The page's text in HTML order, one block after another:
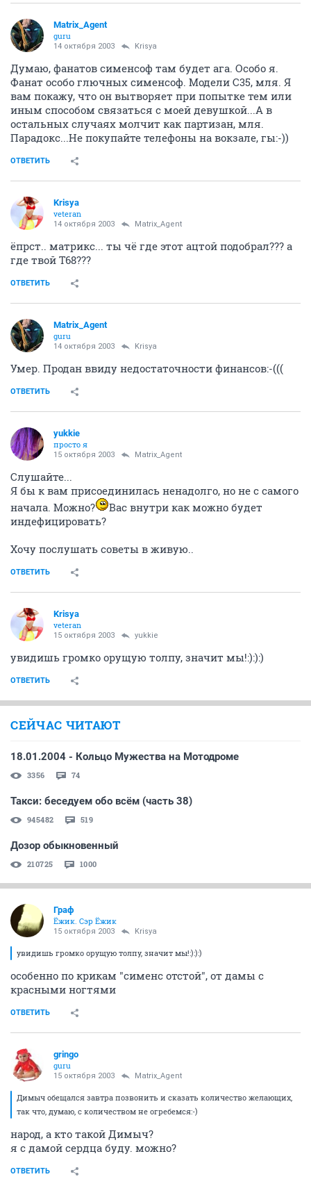
Matrix_Agent
guru
14 октября 2003 Krisya
Думаю, фанатов сименсоф там будет ага. Особо я.
Фанат особо глючных сименсоф. Модели С35, мля. Я
вам покажу, что он вытворяет при попытке тем или
иным способом связаться с моей девушкой...А в
остальных случаях молчит как партизан, мля.
Парадокс...Не покупайте телефоны на вокзале, гы:-))
ОТВЕТИТЬ
Krisya
veteran
14 октября 2003 Matrix_Agent
ёпрст.. матрикс... ты чё где этот ацтой подобрал??? а
где твой Т68???
ОТВЕТИТЬ
Matrix_Agent
guru
14 октября 2003 Krisya
Умер. Продан ввиду недостаточности финансов:-(((
ОТВЕТИТЬ
yukkie
просто я
15 октября 2003 Matrix_Agent
Слушайте...
Я бы к вам присоединилась ненадолго, но не с самого
начала. Можно?
Вас внутри как можно будет
индефицировать?
Хочу послушать советы в живую..
ОТВЕТИТЬ
Krisya
veteran
15 октября 2003 yukkie
увидишь громко орущую толпу, значит мы!:):):)
ОТВЕТИТЬ
СЕЙЧАС ЧИТАЮТ
18.01.2004 - Кольцо Мужества на Мотодроме
3356 74
Такси: беседуем обо всём (часть 38)
945482 519
Дозор обыкновенный
210725 1000
Граф
Ёжик. Сэр Ёжик
15 октября 2003 Krisya
увидишь громко орущую толпу, значит мы!:):):)
особенно по крикам "сименс отстой", от дамы с
красными ногтями
ОТВЕТИТЬ
gringo
guru
15 октября 2003 Matrix_Agent
Димыч обещался завтра позвонить и сказать количество желающих,
так что, думаю, с количеством не огребемся:-)
народ, а кто такой Димыч?
я с дамой сердца буду. можно?
ОТВЕТИТЬ